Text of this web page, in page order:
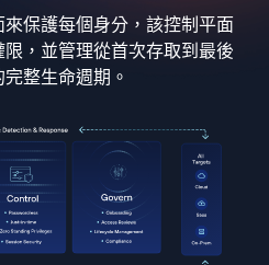
保護每個身分，該控制平面
，並管理從首次存取到最後
整生命週期。